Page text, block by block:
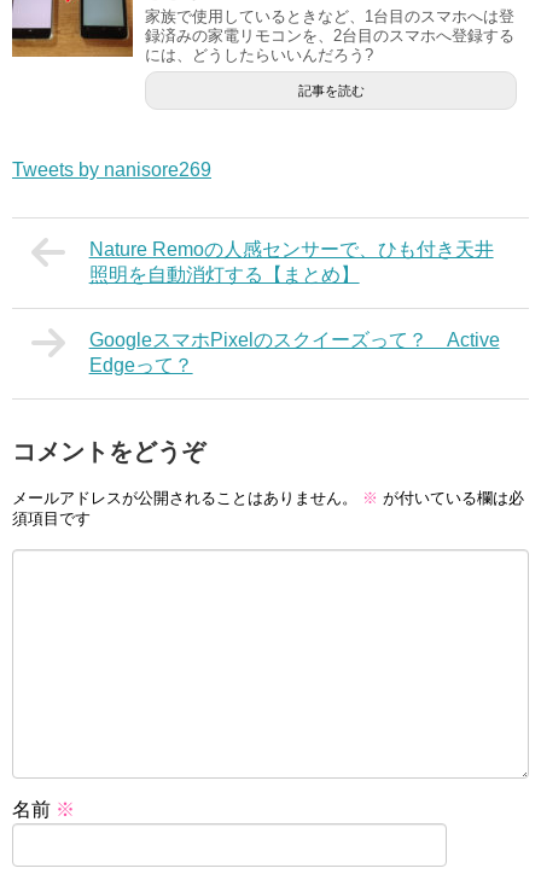
家族で使用しているときなど、1台目のスマホへは登
録済みの家電リモコンを、2台目のスマホへ登録する
には、どうしたらいいんだろう?
記事を読む
Tweets by nanisore269
Nature Remoの人感センサーで、ひも付き天井
照明を自動消灯する【まとめ】
GoogleスマホPixelのスクイーズって？ Active
Edgeって？
コメントをどうぞ
メールアドレスが公開されることはありません。 ※ が付いている欄は必
須項目です
名前 ※